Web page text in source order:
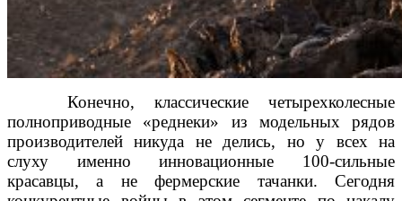
Конечно, классические четырехколесные
полноприводные «реднеки» из модельных рядов
производителей никуда не делись, но у всех на
слуху именно инновационные 100-сильные
красавцы, а не фермерские тачанки. Сегодня